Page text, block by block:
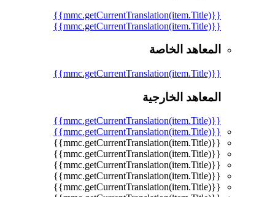
{{mmc.getCurrentTranslation(item.Title)}}
{{mmc.getCurrentTranslation(item.Title)}}
المعاهد الخاصة
{{mmc.getCurrentTranslation(item.Title)}}
المعاهد الخارجية
{{mmc.getCurrentTranslation(item.Title)}}
{{mmc.getCurrentTranslation(item.Title)}}
{{mmc.getCurrentTranslation(item.Title)}}
{{mmc.getCurrentTranslation(item.Title)}}
{{mmc.getCurrentTranslation(item.Title)}}
{{mmc.getCurrentTranslation(item.Title)}}
{{mmc.getCurrentTranslation(item.Title)}}